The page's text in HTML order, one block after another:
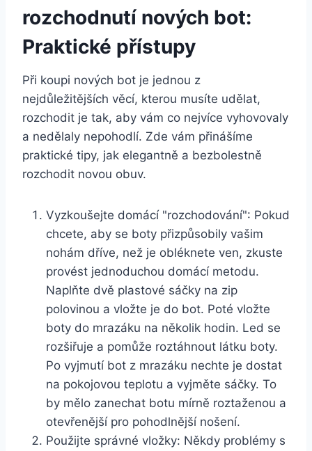
rozchodnutí nových bot:⁣
Praktické ‍přístupy
Při ⁣koupi nových bot je jednou z
nejdůležitějších věcí, kterou musíte ⁤udělat,
rozchodit je tak, aby vám co⁢ nejvíce ⁤vyhovovaly
a ⁣nedělaly ⁤nepohodlí. Zde vám přinášíme
praktické⁣ tipy, jak elegantně a bezbolestně
rozchodit novou obuv.
Vyzkoušejte domácí "rozchodování": Pokud
‍chcete, aby se boty⁤ přizpůsobily vašim
nohám dříve, než je ⁣obléknete ven, zkuste
provést jednoduchou ‌domácí ​metodu.
Naplňte dvě plastové sáčky ⁢na‌ zip
polovinou a vložte je do bot. ⁤Poté vložte
boty do mrazáku na několik hodin.​ Led se
rozšiřuje a pomůže⁢ roztáhnout látku boty.
Po vyjmutí bot z mrazáku nechte je⁤ dostat
na pokojovou ‌teplotu a vyjměte sáčky. To
by⁢ mělo zanechat‌ botu ​mírně roztaženou ‌a
⁤otevřenější pro pohodlnější nošení.
Použijte správné vložky: Někdy problémy s